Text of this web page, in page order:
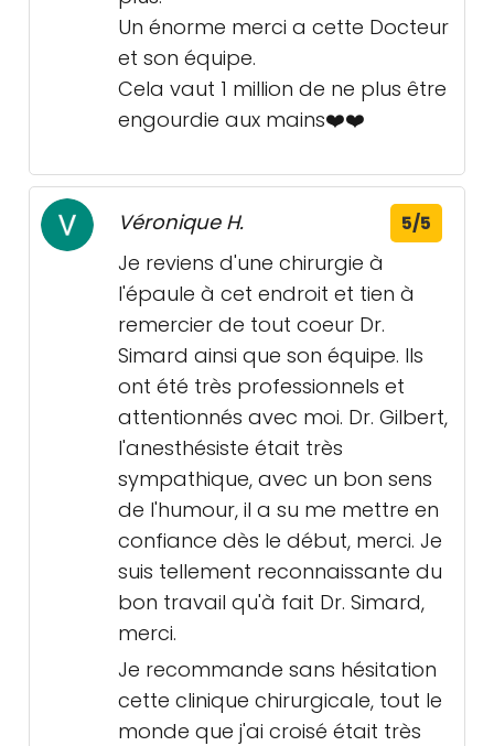
Un énorme merci a cette Docteur
et son équipe.
Cela vaut 1 million de ne plus être
engourdie aux mains❤️❤️
Véronique H. 5/5
Je reviens d'une chirurgie à
l'épaule à cet endroit et tien à
remercier de tout coeur Dr.
Simard ainsi que son équipe. Ils
ont été très professionnels et
attentionnés avec moi. Dr. Gilbert,
l'anesthésiste était très
sympathique, avec un bon sens
de l'humour, il a su me mettre en
confiance dès le début, merci. Je
suis tellement reconnaissante du
bon travail qu'à fait Dr. Simard,
merci.
Je recommande sans hésitation
cette clinique chirurgicale, tout le
monde que j'ai croisé était très